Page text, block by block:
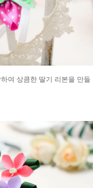
여 상큼한 딸기 리본을 만들